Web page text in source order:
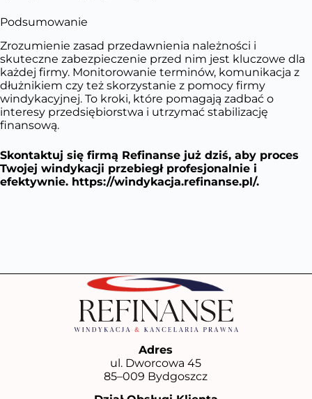
Podsumowanie
Zrozumienie zasad przedawnienia należności i
skuteczne zabezpieczenie przed nim jest kluczowe dla
każdej firmy. Monitorowanie terminów, komunikacja z
dłużnikiem czy też skorzystanie z pomocy firmy
windykacyjnej. To kroki, które pomagają zadbać o
interesy przedsiębiorstwa i utrzymać stabilizację
finansową.
Skontaktuj się firmą Refinanse już dziś, aby proces
Twojej windykacji przebiegł profesjonalnie i
efektywnie. https://windykacja.refinanse.pl/.
Adres
ul. Dworcowa 45
85–009 Bydgoszcz